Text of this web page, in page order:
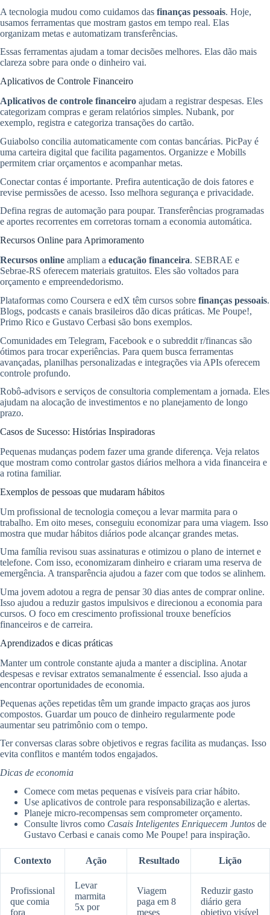
A tecnologia mudou como cuidamos das finanças pessoais. Hoje,
usamos ferramentas que mostram gastos em tempo real. Elas
organizam metas e automatizam transferências.
Essas ferramentas ajudam a tomar decisões melhores. Elas dão mais
clareza sobre para onde o dinheiro vai.
Aplicativos de Controle Financeiro
Aplicativos de controle financeiro ajudam a registrar despesas. Eles
categorizam compras e geram relatórios simples. Nubank, por
exemplo, registra e categoriza transações do cartão.
Guiabolso concilia automaticamente com contas bancárias. PicPay é
uma carteira digital que facilita pagamentos. Organizze e Mobills
permitem criar orçamentos e acompanhar metas.
Conectar contas é importante. Prefira autenticação de dois fatores e
revise permissões de acesso. Isso melhora segurança e privacidade.
Defina regras de automação para poupar. Transferências programadas
e aportes recorrentes em corretoras tornam a economia automática.
Recursos Online para Aprimoramento
Recursos online ampliam a educação financeira. SEBRAE e
Sebrae-RS oferecem materiais gratuitos. Eles são voltados para
orçamento e empreendedorismo.
Plataformas como Coursera e edX têm cursos sobre finanças pessoais.
Blogs, podcasts e canais brasileiros dão dicas práticas. Me Poupe!,
Primo Rico e Gustavo Cerbasi são bons exemplos.
Comunidades em Telegram, Facebook e o subreddit r/financas são
ótimos para trocar experiências. Para quem busca ferramentas
avançadas, planilhas personalizadas e integrações via APIs oferecem
controle profundo.
Robô-advisors e serviços de consultoria complementam a jornada. Eles
ajudam na alocação de investimentos e no planejamento de longo
prazo.
Casos de Sucesso: Histórias Inspiradoras
Pequenas mudanças podem fazer uma grande diferença. Veja relatos
que mostram como controlar gastos diários melhora a vida financeira e
a rotina familiar.
Exemplos de pessoas que mudaram hábitos
Um profissional de tecnologia começou a levar marmita para o
trabalho. Em oito meses, conseguiu economizar para uma viagem. Isso
mostra que mudar hábitos diários pode alcançar grandes metas.
Uma família revisou suas assinaturas e otimizou o plano de internet e
telefone. Com isso, economizaram dinheiro e criaram uma reserva de
emergência. A transparência ajudou a fazer com que todos se alinhem.
Uma jovem adotou a regra de pensar 30 dias antes de comprar online.
Isso ajudou a reduzir gastos impulsivos e direcionou a economia para
cursos. O foco em crescimento profissional trouxe benefícios
financeiros e de carreira.
Aprendizados e dicas práticas
Manter um controle constante ajuda a manter a disciplina. Anotar
despesas e revisar extratos semanalmente é essencial. Isso ajuda a
encontrar oportunidades de economia.
Pequenas ações repetidas têm um grande impacto graças aos juros
compostos. Guardar um pouco de dinheiro regularmente pode
aumentar seu patrimônio com o tempo.
Ter conversas claras sobre objetivos e regras facilita as mudanças. Isso
evita conflitos e mantém todos engajados.
Dicas de economia
Comece com metas pequenas e visíveis para criar hábito.
Use aplicativos de controle para responsabilização e alertas.
Planeje micro-recompensas sem comprometer orçamento.
Consulte livros como Casais Inteligentes Enriquecem Juntos de
Gustavo Cerbasi e canais como Me Poupe! para inspiração.
Contexto Ação Resultado Lição
Profissional
que comia
fora
Levar
marmita
5x por
Viagem
paga em 8
meses
Reduzir gasto
diário gera
objetivo visível